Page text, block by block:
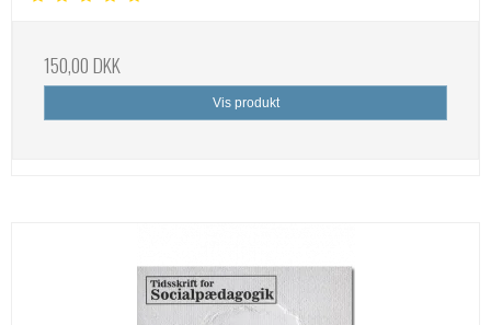
150,00 DKK
Vis produkt